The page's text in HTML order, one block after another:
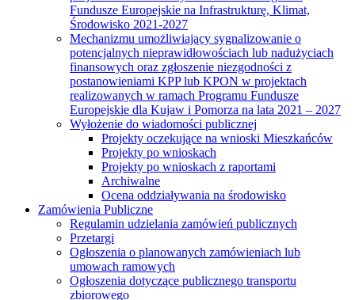
Fundusze Europejskie na Infrastrukturę, Klimat,
Środowisko 2021-2027
Mechanizmu umożliwiający sygnalizowanie o
potencjalnych nieprawidłowościach lub nadużyciach
finansowych oraz zgłoszenie niezgodności z
postanowieniami KPP lub KPON w projektach
realizowanych w ramach Programu Fundusze
Europejskie dla Kujaw i Pomorza na lata 2021 – 2027
Wyłożenie do wiadomości publicznej
Projekty oczekujące na wnioski Mieszkańców
Projekty po wnioskach
Projekty po wnioskach z raportami
Archiwalne
Ocena oddziaływania na środowisko
Zamówienia Publiczne
Regulamin udzielania zamówień publicznych
Przetargi
Ogłoszenia o planowanych zamówieniach lub
umowach ramowych
Ogłoszenia dotyczące publicznego transportu
zbiorowego